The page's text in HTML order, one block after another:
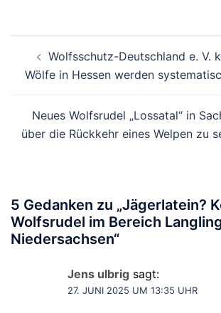
Wolfsschutz-Deutschland e. V.
Wölfe in Hessen werden
Neues Wolfsrudel „Lossatal“ in
über die Rückkehr eines Welpen zu
5 Gedanken zu „Jägerlatein?
Wolfsrudel im Bereich
Niedersachsen“
Jens ulbrig sagt:
27. JUNI 2025 UM 13:35 UHR